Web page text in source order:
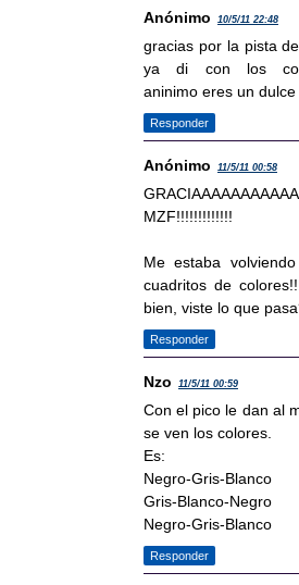
Anónimo 10/5/11 22:48
gracias por la pista
ya di con los
aninimo eres un
Responder
Anónimo 11/5/11 00:58
MZF!!!!!!!!!!!!!
Me estaba
cuadritos de
bien, viste lo que
Responder
Nzo 11/5/11 00:59
Con el pico le dan al
se ven los colores.
Es:
Negro-Gris-Blanco
Gris-Blanco-Negro
Negro-Gris-Blanco
Responder